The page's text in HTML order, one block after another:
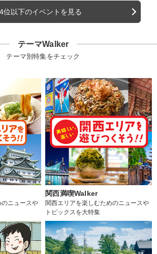
4位以下のイベントを見る
テーマWalker
テーマ別特集をチェック
ニュースや
関西満喫Walker
関西エリアを楽しむためのニュースや
トピックスを大特集